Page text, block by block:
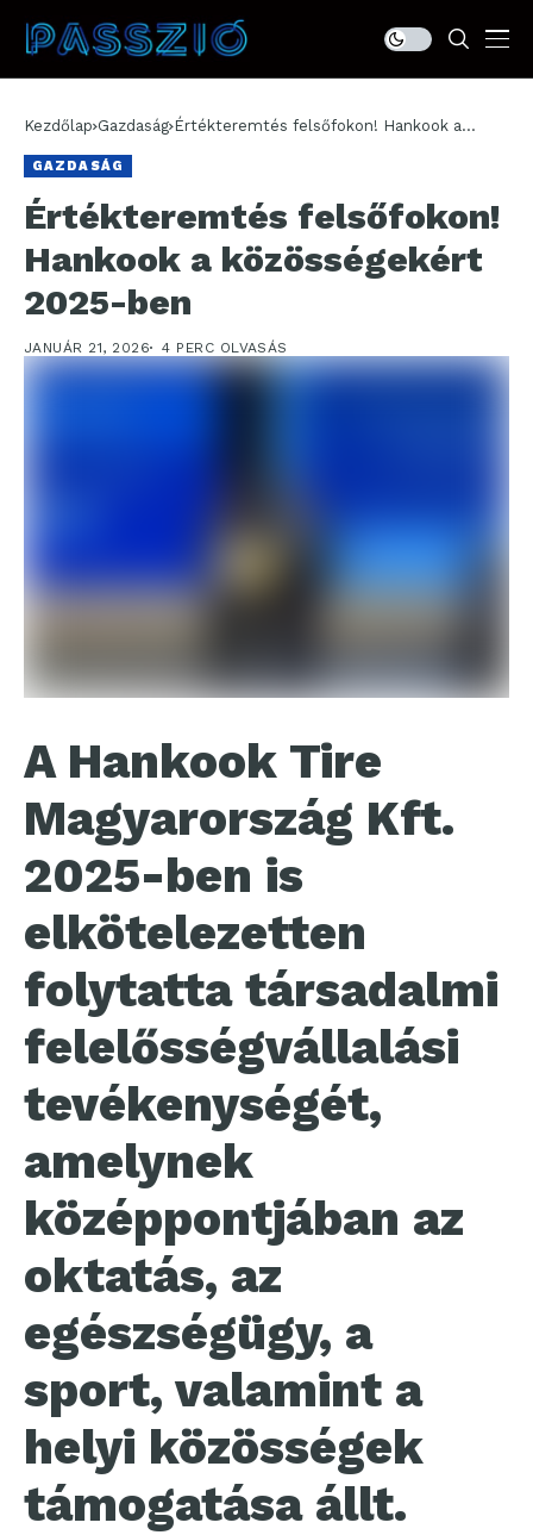
Kezdőlap Gazdaság Értékteremtés felsőfokon! Hankook a
GAZDASÁG
Értékteremtés felsőfokon!
Hankook a közösségekért
2025-ben
JANUÁR 21, 2026 4 PERC OLVASÁS
A Hankook Tire
Magyarország Kft.
2025-ben is
elkötelezetten
folytatta társadalmi
felelősségvállalási
tevékenységét,
amelynek
középpontjában az
oktatás, az
egészségügy, a
sport, valamint a
helyi közösségek
támogatása állt.